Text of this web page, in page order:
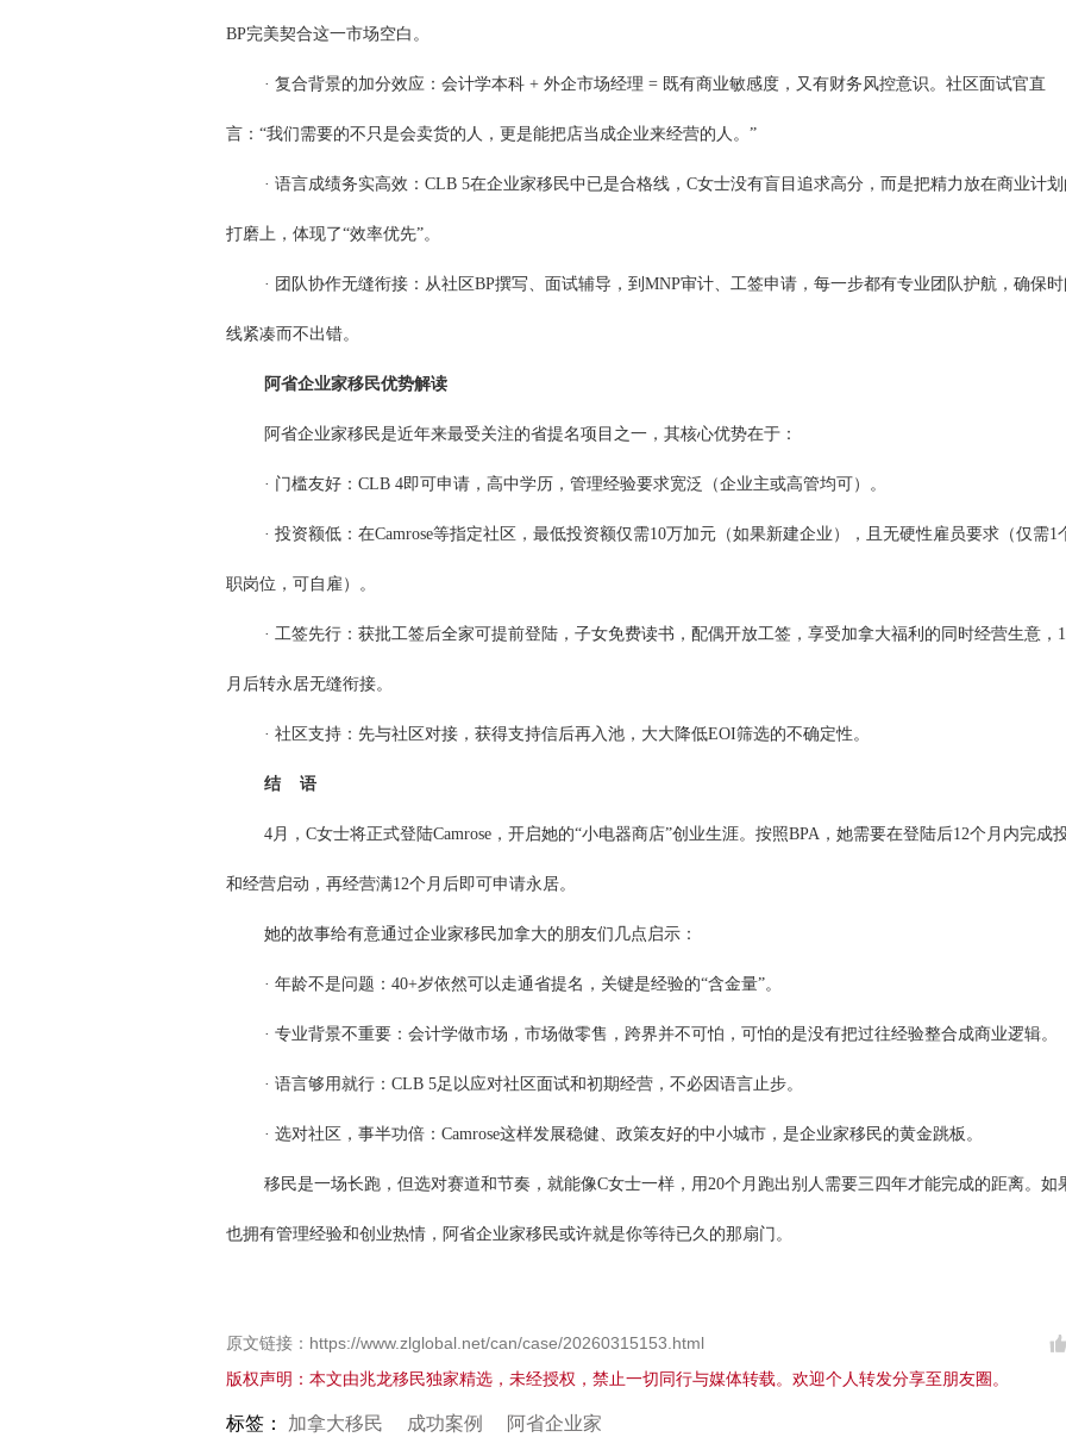
BP完美契合这一市场空白。
· 复合背景的加分效应：会计学本科 + 外企市场经理 = 既有商业敏感度，又有财务风控意识。社区面试官直
言：“我们需要的不只是会卖货的人，更是能把店当成企业来经营的人。”
· 语言成绩务实高效：CLB 5在企业家移民中已是合格线，C女士没有盲目追求高分，而是把精力放在商业计划
打磨上，体现了“效率优先”。
· 团队协作无缝衔接：从社区BP撰写、面试辅导，到MNP审计、工签申请，每一步都有专业团队护航，确保时
线紧凑而不出错。
阿省企业家移民优势解读
阿省企业家移民是近年来最受关注的省提名项目之一，其核心优势在于：
· 门槛友好：CLB 4即可申请，高中学历，管理经验要求宽泛（企业主或高管均可）。
· 投资额低：在Camrose等指定社区，最低投资额仅需10万加元（如果新建企业），且无硬性雇员要求（仅需1
职岗位，可自雇）。
· 工签先行：获批工签后全家可提前登陆，子女免费读书，配偶开放工签，享受加拿大福利的同时经营生意，
月后转永居无缝衔接。
· 社区支持：先与社区对接，获得支持信后再入池，大大降低EOI筛选的不确定性。
结 语
4月，C女士将正式登陆Camrose，开启她的“小电器商店”创业生涯。按照BPA，她需要在登陆后12个月内完成
和经营启动，再经营满12个月后即可申请永居。
她的故事给有意通过企业家移民加拿大的朋友们几点启示：
· 年龄不是问题：40+岁依然可以走通省提名，关键是经验的“含金量”。
· 专业背景不重要：会计学做市场，市场做零售，跨界并不可怕，可怕的是没有把过往经验整合成商业逻辑。
· 语言够用就行：CLB 5足以应对社区面试和初期经营，不必因语言止步。
· 选对社区，事半功倍：Camrose这样发展稳健、政策友好的中小城市，是企业家移民的黄金跳板。
移民是一场长跑，但选对赛道和节奏，就能像C女士一样，用20个月跑出别人需要三四年才能完成的距离。如
也拥有管理经验和创业热情，阿省企业家移民或许就是你等待已久的那扇门。
原文链接：https://www.zlglobal.net/can/case/20260315153.html
版权声明：本文由兆龙移民独家精选，未经授权，禁止一切同行与媒体转载。欢迎个人转发分享至朋友圈。
标签： 加拿大移民 成功案例 阿省企业家